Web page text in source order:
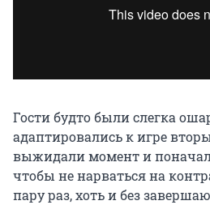
Гости будто были слегка
адаптировались к игре
выжидали момент и
чтобы не нарваться на
пару раз, хоть и без